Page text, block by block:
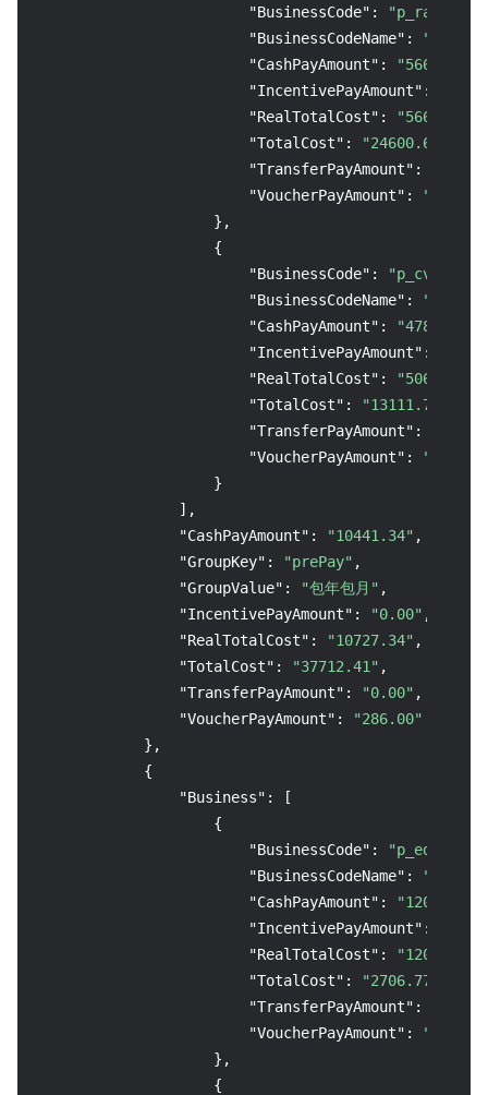
"BusinessCode" : "p_rav"
"BusinessCodeName" :
"实时音
"CashPayAmount" : "5661.16"
"IncentivePayAmount" :
"RealTotalCost" : "5661.16"
"TotalCost" : "24600.63"
"TransferPayAmount" :
"VoucherPayAmount" :
"0.00"
} ,
{
"BusinessCode" : "p_cvm"
"BusinessCodeName" :
"云服务
"CashPayAmount" : "4780.18"
"IncentivePayAmount" :
"RealTotalCost" : "5066.18"
"TotalCost" : "13111.78"
"TransferPayAmount" :
"VoucherPayAmount" :
}
] ,
"CashPayAmount" : "10441.34" ,
"GroupKey" : "prePay" ,
"GroupValue" : "包年包月" ,
"IncentivePayAmount" : "0.00" ,
"RealTotalCost" : "10727.34" ,
"TotalCost" : "37712.41" ,
"TransferPayAmount" : "0.00" ,
"VoucherPayAmount" :
"286.00"
} ,
{
"Business" :
[
{
"BusinessCode" : "p_edgeone"
"BusinessCodeName" :
"边缘安
"CashPayAmount" : "1205.63"
"IncentivePayAmount" :
"RealTotalCost" : "1205.63"
"TotalCost" : "2706.77"
"TransferPayAmount" :
"VoucherPayAmount" :
"0.00"
} ,
{